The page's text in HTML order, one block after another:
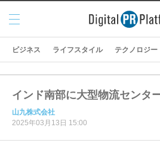
メニ
ュー
ビジネス ライフスタイル テクノロジー
インド南部に大型物流センタ
山九株式会社
2025年03月13日 15:00